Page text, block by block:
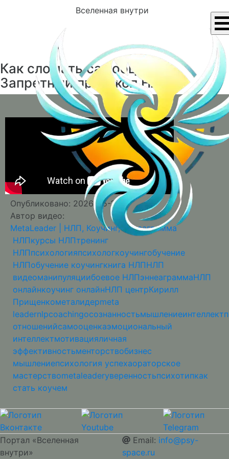
Вселенная внутри
Как сломать самооценку.
Запретный протокол НЛП
Опубликовано: 2026-05-22
Автор видео:
MetaLeader | НЛП, Коучинг, Эннеаграмма
НЛПкурсы НЛПтренинг
НЛПпсихологияпсихологкоучингобучение
НЛПобучение коучингкнига НЛПНЛП
видеоманипуляциибоевое НЛПэннеаграммаНЛП
онлайнкоучинг онлайнНЛП центрКирилл
Прищенкометалидерmeta
leadernlpcoachingосознанностьмышлениеинтеллект
отношенийсамооценкаэмоциональный
интеллектмотивацияличная
эффективностьменторствобизнес
мышлениепсихология успехаораторское
мастерствоmetaleaderуверенностьпсихотипкак
стать коучем
Портал «Вселенная
внутри»
Email: info@psy-
space.ru